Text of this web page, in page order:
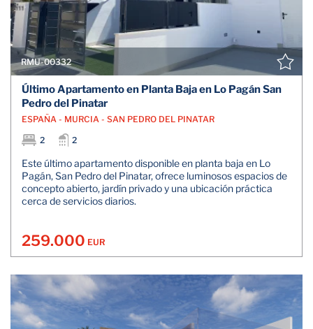
RMU-00332
Último Apartamento en Planta Baja en Lo Pagán San
Pedro del Pinatar
ESPAÑA - MURCIA - SAN PEDRO DEL PINATAR
2
2
Este último apartamento disponible en planta baja en Lo
Pagán, San Pedro del Pinatar, ofrece luminosos espacios de
concepto abierto, jardín privado y una ubicación práctica
cerca de servicios diarios.
259.000 EUR